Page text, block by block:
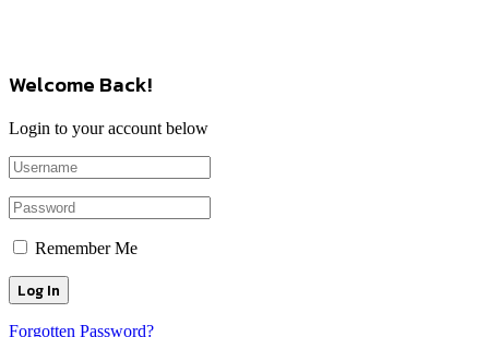
Welcome Back!
Login to your account below
Remember Me
Forgotten Password?